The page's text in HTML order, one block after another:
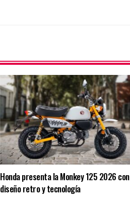
Honda presenta la Monkey 125 2026 con
diseño retro y tecnología